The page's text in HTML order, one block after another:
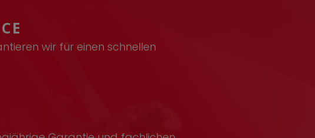
wir für einen schnellen